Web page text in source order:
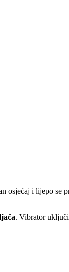
osjećaj i lijepo
. Vibrator